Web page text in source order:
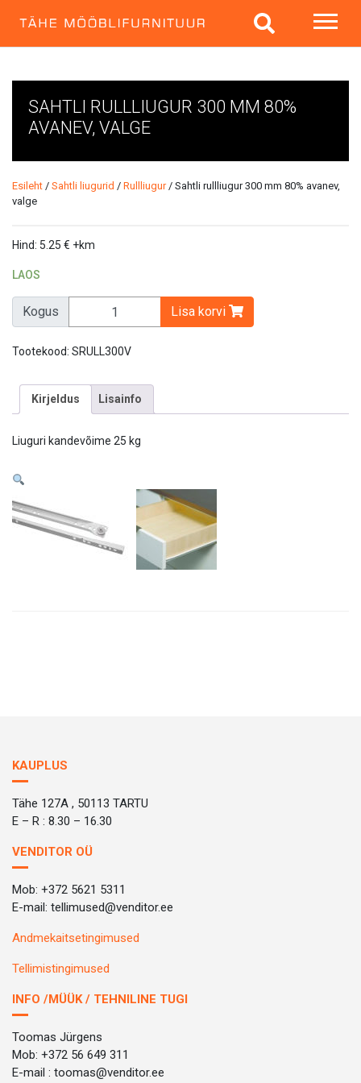
SAHTLI RULLLIUGUR 300 MM 80%
AVANEV, VALGE
Esileht / Sahtli liugurid / Rullliugur/ Sahtli rullliugur 300 mm 80% avanev,
valge
Hind: 5.25 € +km
LAOS
Kogus Lisa korvi
Tootekood: SRULL300V
Kirjeldus Lisainfo
Liuguri kandevõime 25 kg
KAUPLUS
Tähe 127A , 50113 TARTU
E – R : 8.30 – 16.30
VENDITOR OÜ
Mob: +372 5621 5311
E-mail: tellimused@venditor.ee
Andmekaitsetingimused
Tellimistingimused
INFO /MÜÜK / TEHNILINE TUGI
Toomas Jürgens
Mob: +372 56 649 311
E-mail : toomas@venditor.ee